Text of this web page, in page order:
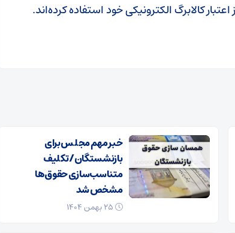
خبر مهم مجلس برای
بازنشستگان/ تکلیف
متناسب‌سازی حقوق‌ها
مشخص شد